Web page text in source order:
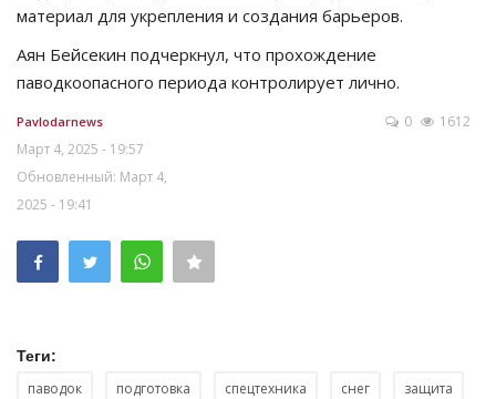
материал для укрепления и создания барьеров.
Аян Бейсекин подчеркнул, что прохождение
паводкоопасного периода контролирует лично.
Pavlodarnews
Март 4, 2025 - 19:57
Обновленный: Март 4,
2025 - 19:41
0 1612
Теги:
паводок подготовка спецтехника снег защита